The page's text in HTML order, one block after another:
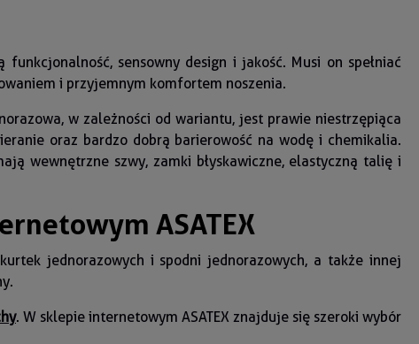
sensowny design i jakość. Musi on spełniać
i przyjemnym komfortem noszenia.
w zależności od wariantu, jest prawie niestrzępiąca
oraz bardzo dobrą barierowość na wodę i chemikalia.
wewnętrzne szwy, zamki błyskawiczne, elastyczną talię i
ASATEX
jednorazowych i spodni jednorazowych, a także innej
. W sklepie internetowym ASATEX znajduje się szeroki wybór